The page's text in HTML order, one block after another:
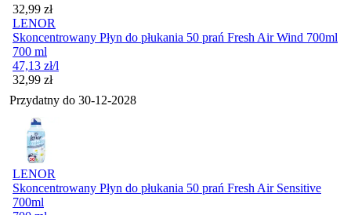
Cena
32,99 zł
LENOR
Skoncentrowany Płyn do płukania 50 prań Fresh Air Wind 700ml
700 ml
47,13 zł/l
Cena
32,99 zł
Przydatny do 30-12-2028
LENOR
Skoncentrowany Płyn do płukania 50 prań Fresh Air Sensitive
700ml